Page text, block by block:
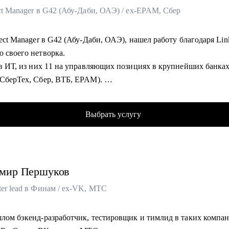
Manager в G42 (Абу-Даби, ОАЭ) / ex-EPAM, Сбер
Manager в G42 (Абу-Даби, ОАЭ), нашел работу благодаря
своего нетворка.
ИТ, из них 11 на управляющих позициях в крупнейших банках
Сбер, ВТБ, EPAM).
4 года.
консультант и специалист по развитию профессионального
с LinkedIn: как искать работу и выбирать нужные
Выбрать услугу
Першуков
lead в Финам / ex-VK, МТС
бэкенд-разработчик, тестировщик и тимлид в таких